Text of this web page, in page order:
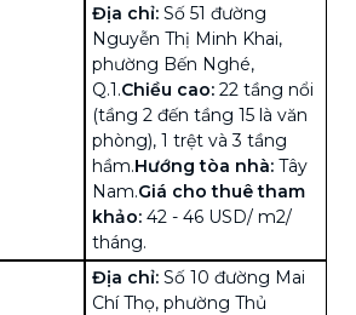
Địa chỉ: Số 51 đường
Nguyễn Thị Minh Khai,
phường Bến Nghé,
Q.1.Chiều cao: 22 tầng nổi
(tầng 2 đến tầng 15 là văn
phòng), 1 trệt và 3 tầng
hầm.Hướng tòa nhà: Tây
Nam.Giá cho thuê tham
khảo: 42 - 46 USD/ m2/
tháng.
Địa chỉ: Số 10 đường Mai
Chí Thọ, phường Thủ